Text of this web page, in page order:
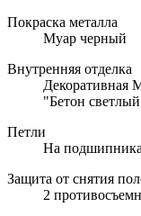
Покраска металла
Муар черный
Внутренняя отделка
Декоративная
"Бетон
Петли
На
Защита от снятия
2